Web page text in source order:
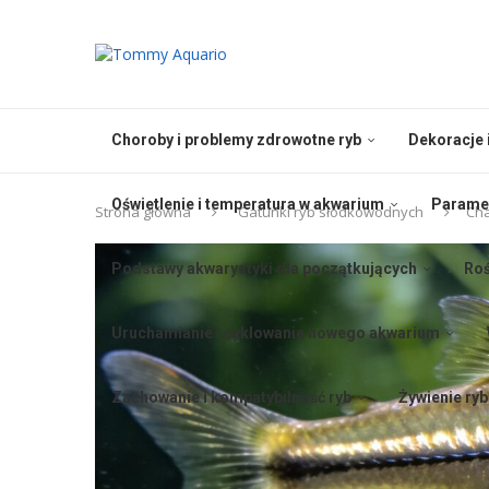
Choroby i problemy zdrowotne ryb Dekoracje
Oświetlenie i temperatura w akwarium
Podstawy akwarystyki dla początkujących
Uruchamianie i cyklowanie nowego akwarium
Zachowanie i kompatybilność ryb Żywienie
Strona główna Gatunki ryb słodkowodnych